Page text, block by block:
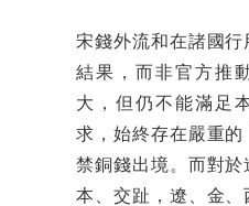
宋錢外流和在諸國行
結果，而非官方推
大，但仍不能滿足
求，始終存在嚴重
禁銅錢出境。而對於
本、交趾，遼、金